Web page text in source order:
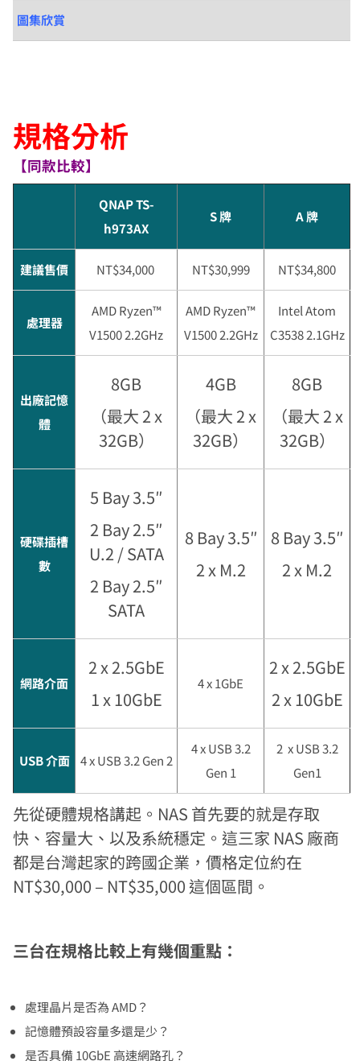
圖集欣賞
規格分析
【同款比較】
QNAP TS-
h973AX
S 牌 A 牌
建議售價 NT$34,000 NT$30,999 NT$34,800
處理器
AMD Ryzen™
V1500 2.2GHz
AMD Ryzen™
V1500 2.2GHz
Intel Atom
C3538 2.1GHz
出廠記憶
體
8GB
（最大 2 x
32GB）
4GB
（最大 2 x
32GB）
8GB
（最大 2 x
32GB）
硬碟插槽
數
5 Bay 3.5″
2 Bay 2.5″
U.2 / SATA
2 Bay 2.5″
SATA
8 Bay 3.5″
2 x M.2
8 Bay 3.5″
2 x M.2
網路介面
2 x 2.5GbE
1 x 10GbE
4 x 1GbE
2 x 2.5GbE
2 x 10GbE
USB 介面 4 x USB 3.2 Gen 2
4 x USB 3.2
Gen 1
2 x USB 3.2
Gen1
先從硬體規格講起。NAS 首先要的就是存取
快、容量大、以及系統穩定。這三家 NAS 廠商
都是台灣起家的跨國企業，價格定位約在
NT$30,000 – NT$35,000 這個區間。
三台在規格比較上有幾個重點：
處理晶片是否為 AMD？
記憶體預設容量多還是少？
是否具備 10GbE 高速網路孔？